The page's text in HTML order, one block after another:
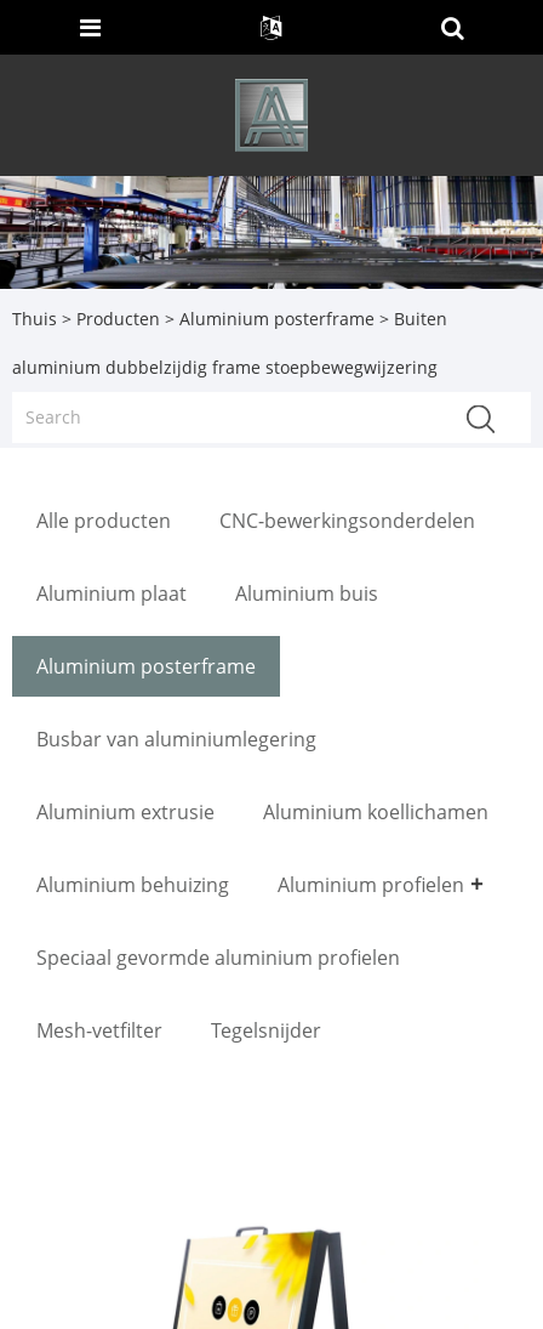
Thuis > Producten > Aluminium posterframe > Buiten
aluminium dubbelzijdig frame stoepbewegwijzering
Alle producten CNC-bewerkingsonderdelen
Aluminium plaat Aluminium buis
Aluminium posterframe
Busbar van aluminiumlegering
Aluminium extrusie Aluminium koellichamen
Aluminium behuizing Aluminium profielen
Speciaal gevormde aluminium profielen
Mesh-vetfilter Tegelsnijder